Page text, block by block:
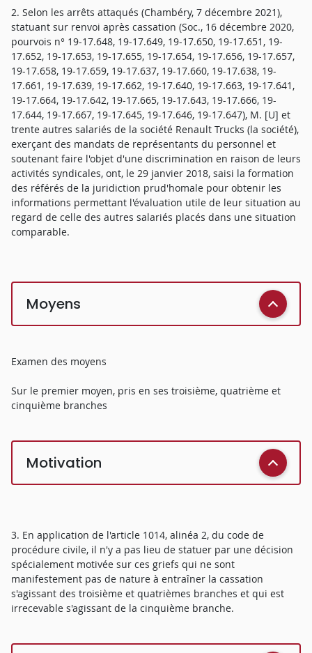
2. Selon les arrêts attaqués (Chambéry, 7 décembre 2021),
statuant sur renvoi après cassation (Soc., 16 décembre 2020,
pourvois n° 19-17.648, 19-17.649, 19-17.650, 19-17.651, 19-
17.652, 19-17.653, 19-17.655, 19-17.654, 19-17.656, 19-17.657,
19-17.658, 19-17.659, 19-17.637, 19-17.660, 19-17.638, 19-
17.661, 19-17.639, 19-17.662, 19-17.640, 19-17.663, 19-17.641,
19-17.664, 19-17.642, 19-17.665, 19-17.643, 19-17.666, 19-
17.644, 19-17.667, 19-17.645, 19-17.646, 19-17.647), M. [U] et
trente autres salariés de la société Renault Trucks (la société),
exerçant des mandats de représentants du personnel et
soutenant faire l'objet d'une discrimination en raison de leurs
activités syndicales, ont, le 29 janvier 2018, saisi la formation
des référés de la juridiction prud'homale pour obtenir les
informations permettant l'évaluation utile de leur situation au
regard de celle des autres salariés placés dans une situation
comparable.
Moyens
Examen des moyens
Sur le premier moyen, pris en ses troisième, quatrième et
cinquième branches
Motivation
3. En application de l'article 1014, alinéa 2, du code de
procédure civile, il n'y a pas lieu de statuer par une décision
spécialement motivée sur ces griefs qui ne sont
manifestement pas de nature à entraîner la cassation
s'agissant des troisième et quatrièmes branches et qui est
irrecevable s'agissant de la cinquième branche.